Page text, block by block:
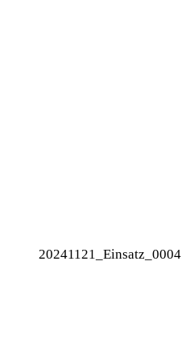
20241121_Einsatz_0004